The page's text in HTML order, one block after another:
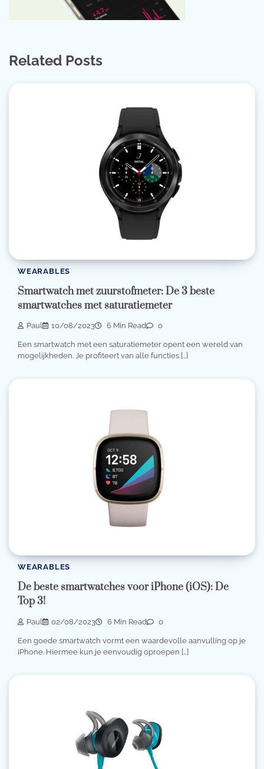
Related Posts
WEARABLES
Smartwatch met zuurstofmeter: De 3 beste
smartwatches met saturatiemeter
Paul 10/08/2023 6 Min Read 0
Een smartwatch met een saturatiemeter opent een wereld van
mogelijkheden. Je profiteert van alle functies […]
WEARABLES
De beste smartwatches voor iPhone (iOS): De
Top 3!
Paul 02/08/2023 6 Min Read 0
Een goede smartwatch vormt een waardevolle aanvulling op je
iPhone. Hiermee kun je eenvoudig oproepen […]